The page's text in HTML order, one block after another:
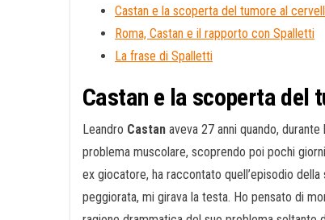
Castan e la scoperta del tumore al
Roma, Castan e il rapporto con Spalletti
La frase di Spalletti
Castan e la scoperta del
Leandro Castan aveva 27 anni quando,
problema muscolare, scoprendo poi pochi
ex giocatore, ha raccontato quell’episodio
peggiorata, mi girava la testa. Ho pensato di